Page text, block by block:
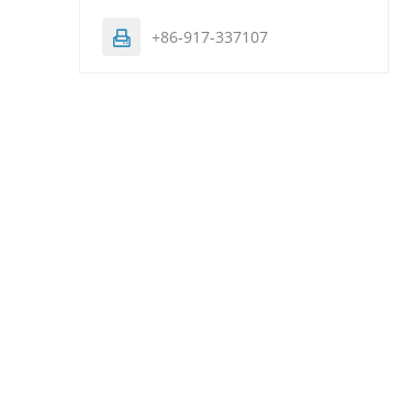
 +86-917-337107